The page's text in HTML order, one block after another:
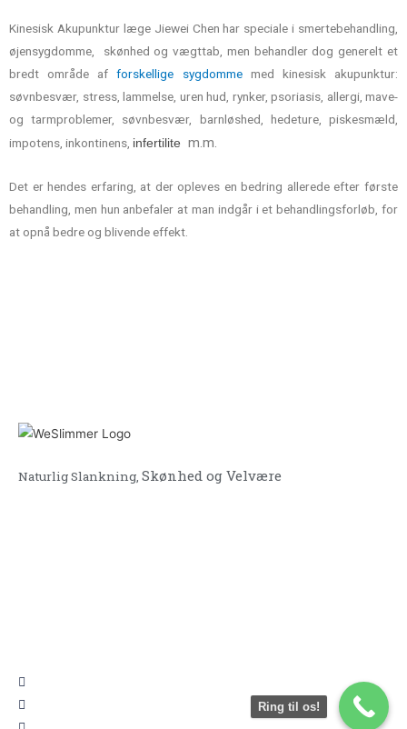
Kinesisk Akupunktur læge Jiewei Chen har speciale i smertebehandling,
øjensygdomme, skønhed og vægttab, men behandler dog generelt et
bredt område afforskellige sygdommemed kinesisk akupunktur:
søvnbesvær, stress, lammelse, uren hud, rynker, psoriasis, allergi, mave-
og tarmproblemer, søvnbesvær, barnløshed, hedeture, piskesmæld,
impotens, inkontinens, infertilite m.m.
Det er hendes erfaring, at der opleves en bedring allerede efter første
behandling, men hun anbefaler at man indgår i et behandlingsforløb, for
at opnå bedre og blivende effekt.
Naturlig Slankning, Skønhed og Velvære
Ring til os!